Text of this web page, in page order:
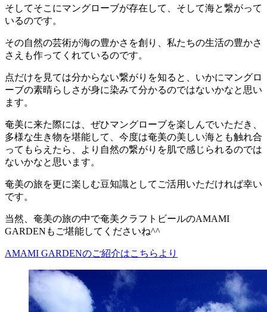
そしてそこにマングローブが存在して、そして海と繋がって
いるのです。
その自然の芸術が海の豊かさを創り、私たちの生活の豊かさ
さえも作ってくれているのです。
点だけを見ては分からない繋がりを知ると、いかにマングロ
ーブの素晴らしさが身に染みて分かるのではないかなと思い
ます。
奄美に来た際には、ぜひマングローブを楽しんでいただき、
多様な生き物を堪能して、今度は奄美の美しい海とも触れ合
ってもらえたら、より自然の繋がりを肌で感じられるのでは
ないかなと思います。
奄美の旅を更に楽しむ豆知識としてご活用いただければ幸い
です。
当然、奄美の旅の中で奄美クラフトビールのAMAMI
GARDENもご堪能してくださいね^^
AMAMI GARDENのご紹介はこちらより